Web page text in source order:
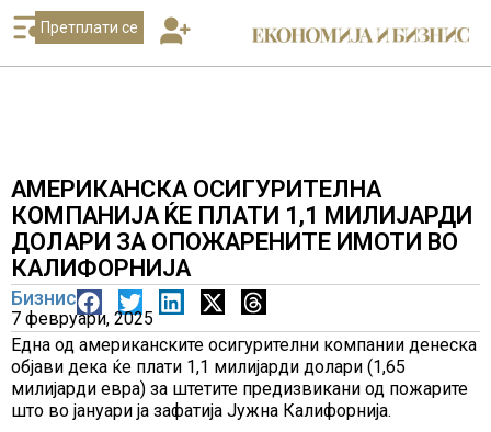
Претплати се
АМЕРИКАНСКА ОСИГУРИТЕЛНА
КОМПАНИЈА ЌЕ ПЛАТИ 1,1 МИЛИЈАРДИ
ДОЛАРИ ЗА ОПОЖАРЕНИТЕ ИМОТИ ВО
КАЛИФОРНИЈА
Бизнис
7 февруари, 2025
Една од американските осигурителни компании денеска
објави дека ќе плати 1,1 милијарди долари (1,65
милијарди евра) за штетите предизвикани од пожарите
што во јануари ја зафатија Јужна Калифорнија.